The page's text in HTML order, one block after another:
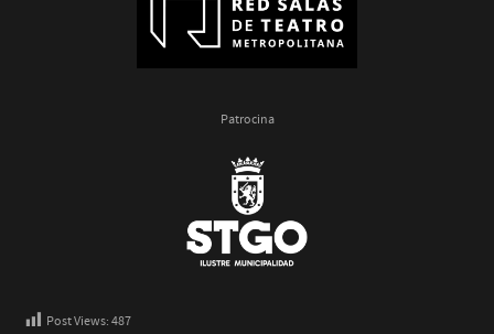
Patrocina
Post Views:487